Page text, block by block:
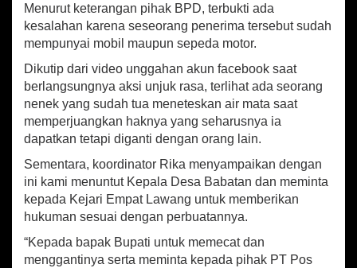
Menurut keterangan pihak BPD, terbukti ada
kesalahan karena seseorang penerima tersebut sudah
mempunyai mobil maupun sepeda motor.
Dikutip dari video unggahan akun facebook saat
berlangsungnya aksi unjuk rasa, terlihat ada seorang
nenek yang sudah tua meneteskan air mata saat
memperjuangkan haknya yang seharusnya ia
dapatkan tetapi diganti dengan orang lain.
Sementara, koordinator Rika menyampaikan dengan
ini kami menuntut Kepala Desa Babatan dan meminta
kepada Kejari Empat Lawang untuk memberikan
hukuman sesuai dengan perbuatannya.
“Kepada bapak Bupati untuk memecat dan
menggantinya serta meminta kepada pihak PT Pos